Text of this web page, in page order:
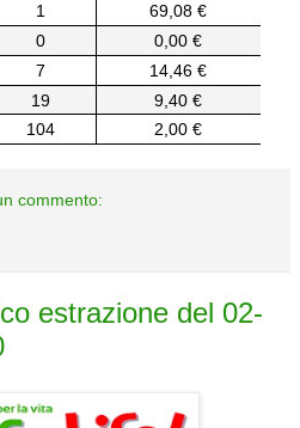
1
69,08 €
0
0,00 €
7
14,46 €
19
9,40 €
104 2,00 €
commento:
estrazione del 02-